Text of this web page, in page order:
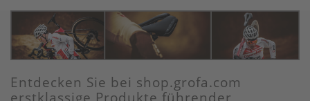
Entdecken Sie bei shop.grofa.com
erstklassige Produkte führender